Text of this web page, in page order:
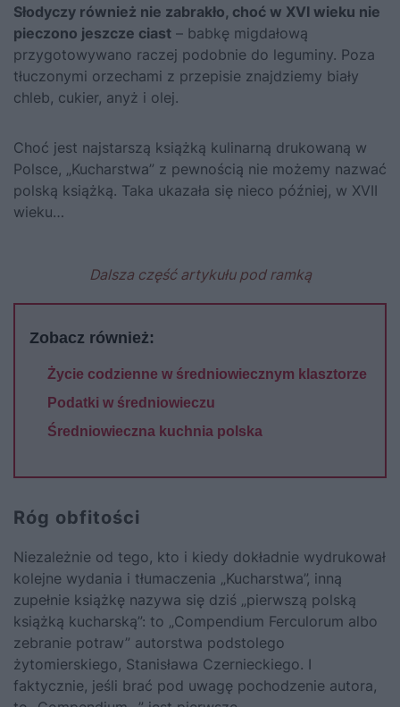
Słodyczy również nie zabrakło, choć w XVI wieku nie
pieczono jeszcze ciast – babkę migdałową
przygotowywano raczej podobnie do leguminy. Poza
tłuczonymi orzechami z przepisie znajdziemy biały
chleb, cukier, anyż i olej.
Choć jest najstarszą książką kulinarną drukowaną w
Polsce, „Kucharstwa” z pewnością nie możemy nazwać
polską książką. Taka ukazała się nieco później, w XVII
wieku…
Dalsza część artykułu pod ramką
Zobacz również:
Życie codzienne w średniowiecznym klasztorze
Podatki w średniowieczu
Średniowieczna kuchnia polska
Róg obfitości
Niezależnie od tego, kto i kiedy dokładnie wydrukował
kolejne wydania i tłumaczenia „Kucharstwa”, inną
zupełnie książkę nazywa się dziś „pierwszą polską
książką kucharską”: to „Compendium Ferculorum albo
zebranie potraw” autorstwa podstolego
żytomierskiego, Stanisława Czernieckiego. I
faktycznie, jeśli brać pod uwagę pochodzenie autora,